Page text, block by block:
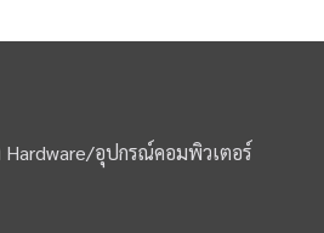
อุปกรณ์คอมพิวเตอร์